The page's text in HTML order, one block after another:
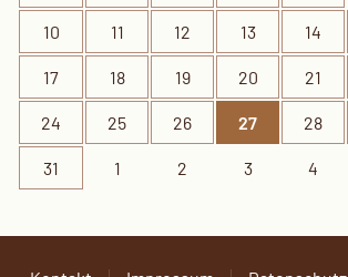
10 11 12 13 14
17 18 19 20 21
24 25 26 27 28
31 1 2 3 4